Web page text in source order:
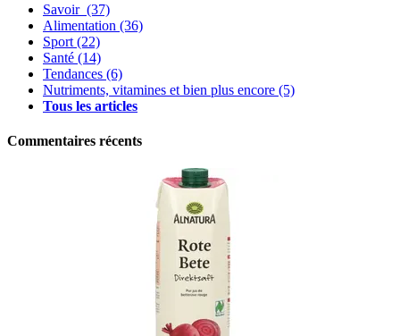
Savoir (37)
Alimentation (36)
Sport (22)
Santé (14)
Tendances (6)
Nutriments, vitamines et bien plus encore (5)
Tous les articles
Commentaires récents